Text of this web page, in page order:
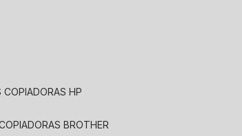
COPIADORAS HP
COPIADORAS BROTHER